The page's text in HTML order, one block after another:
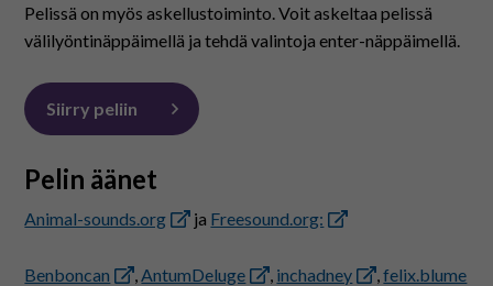
Pelissä on myös askellustoiminto. Voit askeltaa pelissä
välilyöntinäppäimellä ja tehdä valintoja enter-näppäimellä.
Siirry peliin
Pelin äänet
Animal-sounds.org ja Freesound.org:
Benboncan ,AntumDeluge , inchadney ,felix.blume